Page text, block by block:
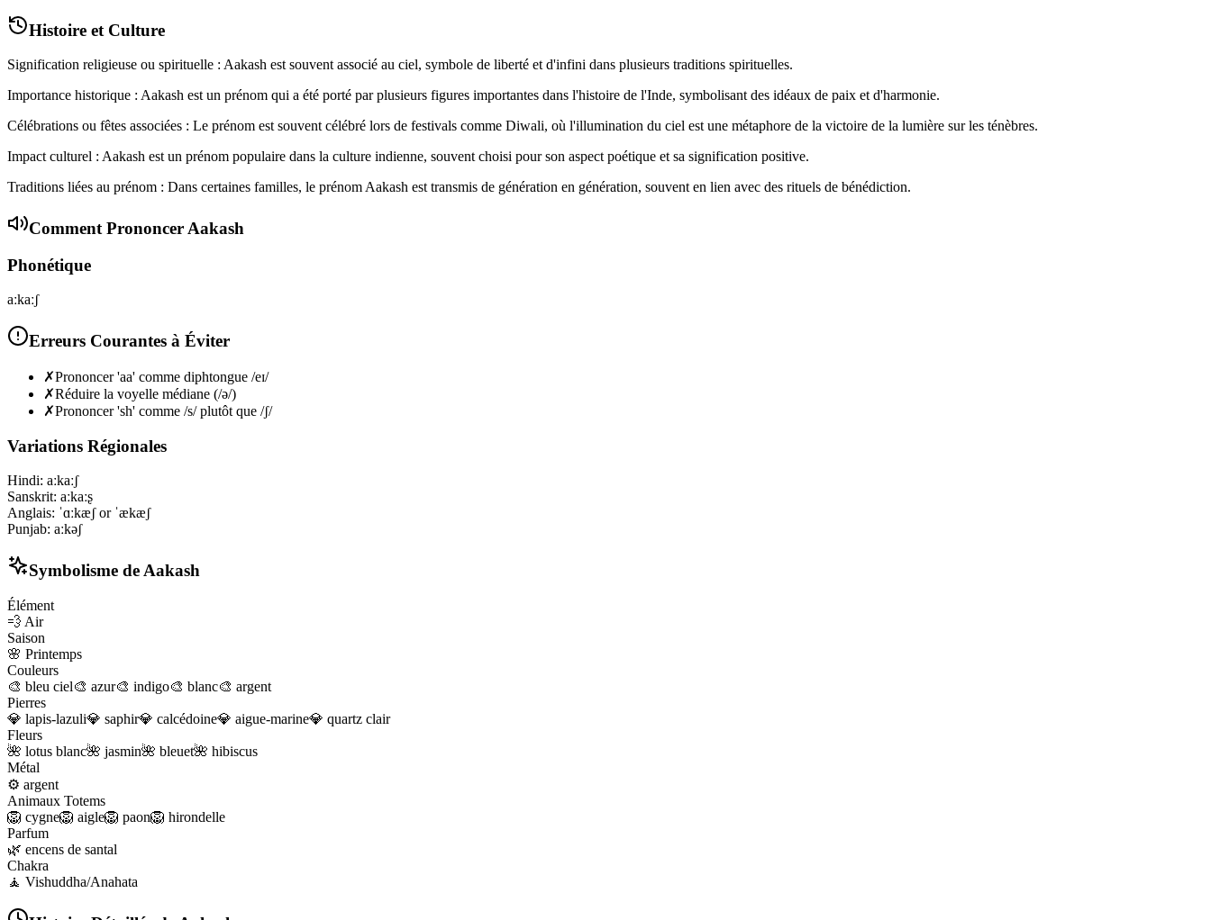
Histoire et Culture
Signification religieuse ou spirituelle : Aakash est souvent associé au ciel, symbole de liberté et d'infini dans plusieurs traditions spirituelles.
Importance historique : Aakash est un prénom qui a été porté par plusieurs figures importantes dans l'histoire de l'Inde, symbolisant des idéaux de paix et d'harmonie.
Célébrations ou fêtes associées : Le prénom est souvent célébré lors de festivals comme Diwali, où l'illumination du ciel est une métaphore de la victoire de la lumière sur les ténèbres.
Impact culturel : Aakash est un prénom populaire dans la culture indienne, souvent choisi pour son aspect poétique et sa signification positive.
Traditions liées au prénom : Dans certaines familles, le prénom Aakash est transmis de génération en génération, souvent en lien avec des rituels de bénédiction.
Comment Prononcer Aakash
Phonétique
aːkaːʃ
Erreurs Courantes à Éviter
✗Prononcer 'aa' comme diphtongue /eɪ/
✗Réduire la voyelle médiane (/ə/)
✗Prononcer 'sh' comme /s/ plutôt que /ʃ/
Variations Régionales
Hindi: aːkaːʃ
Sanskrit: aːkaːʂ
Anglais: ˈɑːkæʃ or ˈækæʃ
Punjab: aːkəʃ
Symbolisme de Aakash
Élément
💨 Air
Saison
🌸 Printemps
Couleurs
🎨 bleu ciel🎨 azur🎨 indigo🎨 blanc🎨 argent
Pierres
💎 lapis-lazuli💎 saphir💎 calcédoine💎 aigue-marine💎 quartz clair
Fleurs
🌺 lotus blanc🌺 jasmin🌺 bleuet🌺 hibiscus
Métal
⚙️ argent
Animaux Totems
🦁 cygne🦁 aigle🦁 paon🦁 hirondelle
Parfum
🌿 encens de santal
Chakra
🧘 Vishuddha/Anahata